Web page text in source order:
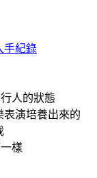
手紀錄
人的狀態
表演培養出來的
樣